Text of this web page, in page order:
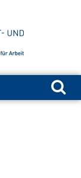
Suchen nach: